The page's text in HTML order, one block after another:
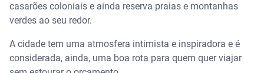
casarões coloniais e ainda reserva praias e montanhas
verdes ao seu redor.
A cidade tem uma atmosfera intimista e inspiradora e é
considerada, ainda, uma boa rota para quem quer viajar